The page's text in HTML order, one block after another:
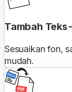
Tambah Teks
Sesuaikan fon,
mudah.